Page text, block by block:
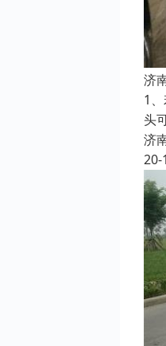
济
1
头
济
20-